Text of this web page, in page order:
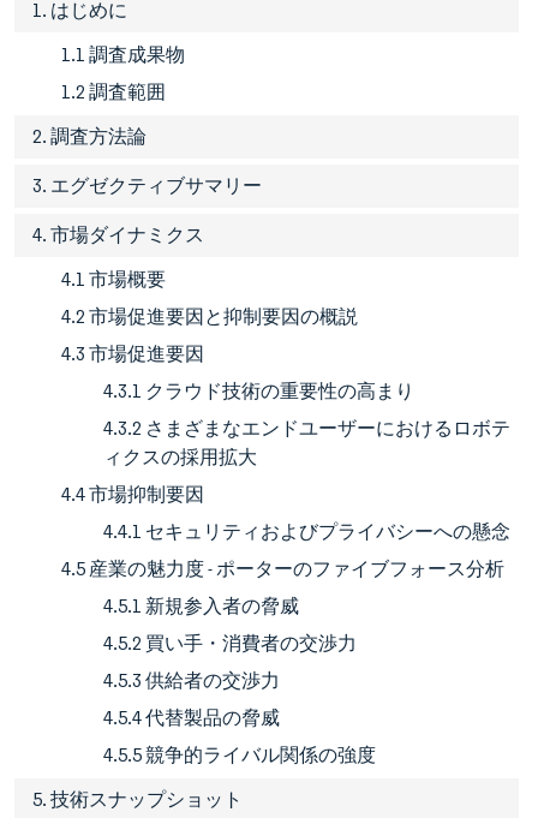
1. はじめに
1.1 調査成果物
1.2 調査範囲
2. 調査方法論
3. エグゼクティブサマリー
4. 市場ダイナミクス
4.1 市場概要
4.2 市場促進要因と抑制要因の概説
4.3 市場促進要因
4.3.1 クラウド技術の重要性の高まり
4.3.2 さまざまなエンドユーザーにおけるロボテ
ィクスの採用拡大
4.4 市場抑制要因
4.4.1 セキュリティおよびプライバシーへの懸念
4.5 産業の魅力度 - ポーターのファイブフォース分析
4.5.1 新規参入者の脅威
4.5.2 買い手・消費者の交渉力
4.5.3 供給者の交渉力
4.5.4 代替製品の脅威
4.5.5 競争的ライバル関係の強度
5. 技術スナップショット